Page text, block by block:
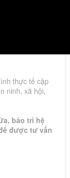
thực tế cập
ninh, xã hội,
bảo trì hệ
được tư vấn